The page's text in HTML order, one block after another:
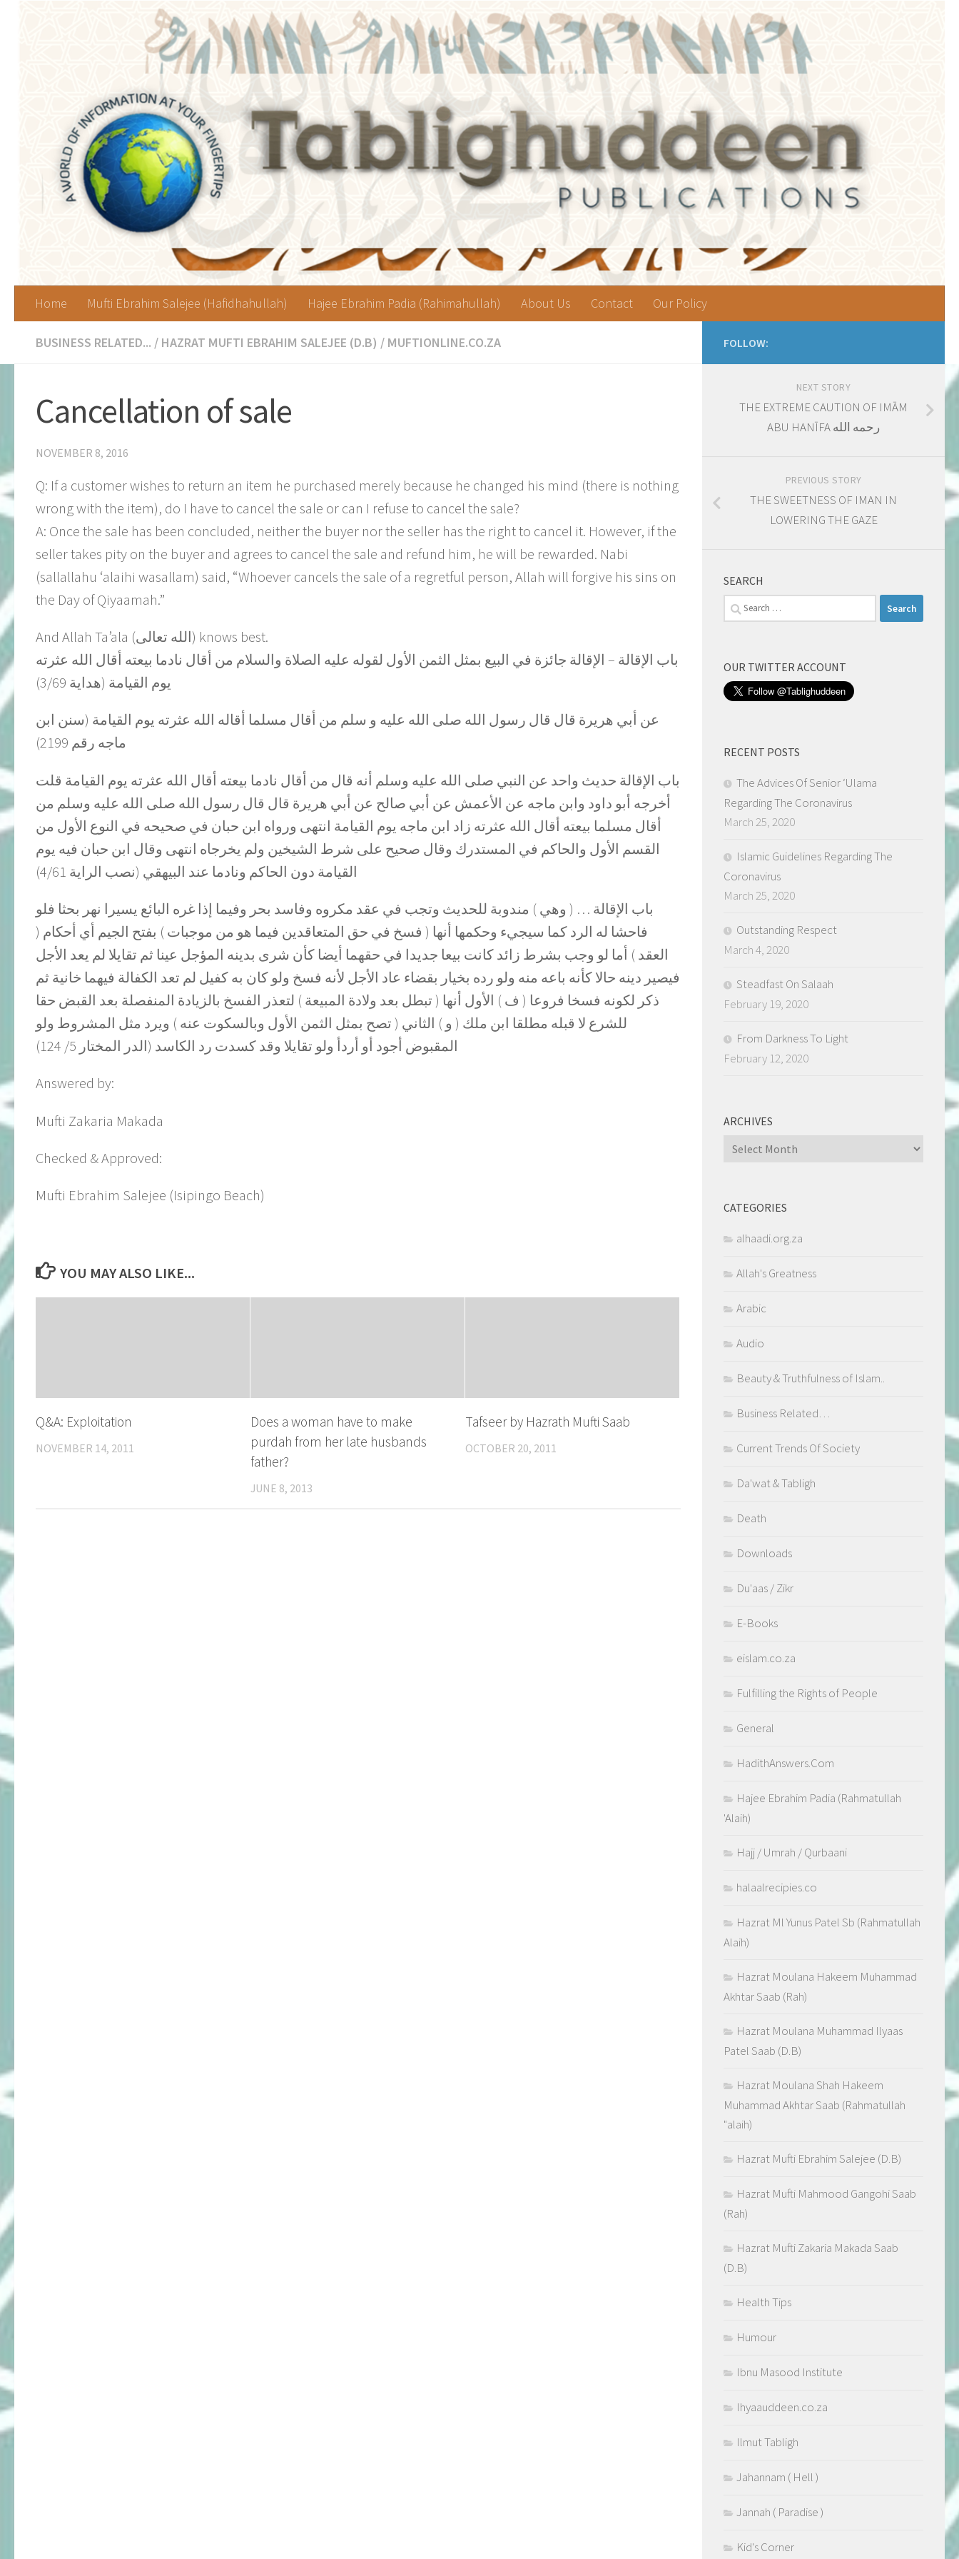
Home Mufti Ebrahim Salejee (Hafidhahullah) Hajee Ebrahim Padia (Rahimahullah) About Us Contact Our Policy
BUSINESS RELATED... / HAZRAT MUFTI EBRAHIM SALEJEE (D.B) / MUFTIONLINE.CO.ZA
​Cancellation of sale
NOVEMBER 8, 2016
Q: If a customer wishes to return an item he purchased merely because he changed his mind (there is nothing
wrong with the item), do I have to cancel the sale or can I refuse to cancel the sale?
A: Once the sale has been concluded, neither the buyer nor the seller has the right to cancel it. However, if the
seller takes pity on the buyer and agrees to cancel the sale and refund him, he will be rewarded. Nabi
(sallallahu ‘alaihi wasallam) said, “Whoever cancels the sale of a regretful person, Allah will forgive his sins on
the Day of Qiyaamah.”
And Allah Ta’ala (الله تعالى) knows best.
باب الإقالة – الإقالة جائزة في البيع بمثل الثمن الأول لقوله عليه الصلاة والسلام من أقال نادما بيعته أقال الله عثرته
يوم القيامة (هداية 3/69)
عن أبي هريرة قال قال رسول الله صلى الله عليه و سلم من أقال مسلما أقاله الله عثرته يوم القيامة (سنن ابن
ماجه رقم 2199)
باب الإقالة حديث واحد عن النبي صلى الله عليه وسلم أنه قال من أقال نادما بيعته أقال الله عثرته يوم القيامة قلت
أخرجه أبو داود وابن ماجه عن الأعمش عن أبي صالح عن أبي هريرة قال قال رسول الله صلى الله عليه وسلم من
أقال مسلما بيعته أقال الله عثرته زاد ابن ماجه يوم القيامة انتهى ورواه ابن حبان في صحيحه في النوع الأول من
القسم الأول والحاكم في المستدرك وقال صحيح على شرط الشيخين ولم يخرجاه انتهى وقال ابن حبان فيه يوم
القيامة دون الحاكم ونادما عند البيهقي (نصب الراية 4/61)
باب الإقالة … ( وهي ) مندوبة للحديث وتجب في عقد مكروه وفاسد بحر وفيما إذا غره البائع يسيرا نهر بحثا فلو
فاحشا له الرد كما سيجيء وحكمها أنها ( فسخ في حق المتعاقدين فيما هو من موجبات ) بفتح الجيم أي أحكام (
العقد ) أما لو وجب بشرط زائد كانت بيعا جديدا في حقهما أيضا كأن شرى بدينه المؤجل عينا ثم تقايلا لم يعد الأجل
فيصير دينه حالا كأنه باعه منه ولو رده بخيار بقضاء عاد الأجل لأنه فسخ ولو كان به كفيل لم تعد الكفالة فيهما خانية ثم
ذكر لكونه فسخا فروعا ( ف ) الأول أنها ( تبطل بعد ولادة المبيعة ) لتعذر الفسخ بالزيادة المنفصلة بعد القبض حقا
للشرع لا قبله مطلقا ابن ملك ( و ) الثاني ( تصح بمثل الثمن الأول وبالسكوت عنه ) ويرد مثل المشروط ولو
المقبوض أجود أو أردأ ولو تقايلا وقد كسدت رد الكاسد (الدر المختار 5/ 124)
Answered by:
Mufti Zakaria Makada
Checked & Approved:
Mufti Ebrahim Salejee (Isipingo Beach)
YOU MAY ALSO LIKE...
Q&A: Exploitation
NOVEMBER 14, 2011
Does a woman have to make
purdah from her late husbands
father?
JUNE 8, 2013
Tafseer by Hazrath Mufti Saab
OCTOBER 20, 2011
FOLLOW:
NEXT STORY
THE EXTREME CAUTION OF IMĀM
ABU HANĪFA رحمه الله
PREVIOUS STORY
​THE SWEETNESS OF IMAN IN
LOWERING THE GAZE
SEARCH
Search
for:
OUR TWITTER ACCOUNT
RECENT POSTS
The Advices Of Senior ‘Ulama
Regarding The Coronavirus
March 25, 2020
Islamic Guidelines Regarding The
Coronavirus
March 25, 2020
Outstanding Respect
March 4, 2020
Steadfast On Salaah
February 19, 2020
From Darkness To Light
February 12, 2020
ARCHIVES
Archives
CATEGORIES
alhaadi.org.za
Allah's Greatness
Arabic
Audio
Beauty & Truthfulness of Islam..
Business Related…
Current Trends Of Society
Da'wat & Tabligh
Death
Downloads
Du'aas / Zikr
E-Books
eislam.co.za
Fulfilling the Rights of People
General
HadithAnswers.Com
Hajee Ebrahim Padia (Rahmatullah
'Alaih)
Hajj / Umrah / Qurbaani
halaalrecipies.co
Hazrat Ml Yunus Patel Sb (Rahmatullah
Alaih)
Hazrat Moulana Hakeem Muhammad
Akhtar Saab (Rah)
Hazrat Moulana Muhammad Ilyaas
Patel Saab (D.B)
Hazrat Moulana Shah Hakeem
Muhammad Akhtar Saab (Rahmatullah
"alaih)
Hazrat Mufti Ebrahim Salejee (D.B)
Hazrat Mufti Mahmood Gangohi Saab
(Rah)
Hazrat Mufti Zakaria Makada Saab
(D.B)
Health Tips
Humour
Ibnu Masood Institute
Ihyaauddeen.co.za
Ilmut Tabligh
Jahannam ( Hell )
Jannah ( Paradise )
Kid's Corner